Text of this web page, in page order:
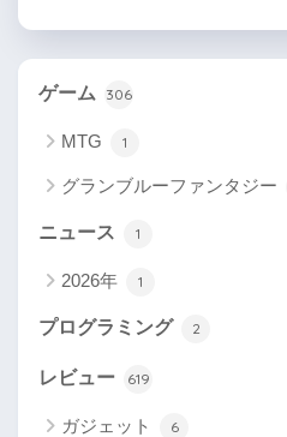
ゲーム 306
MTG 1
グランブルーファンタジー
ニュース 1
2026年 1
プログラミング 2
レビュー 619
ガジェット 6